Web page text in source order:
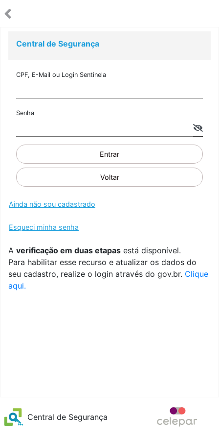
Central de Segurança
CPF, E-Mail ou Login Sentinela
Senha
Entrar
Voltar
Ainda não sou cadastrado
Esqueci minha senha
A verificação em duas etapas está disponível.
Para habilitar esse recurso e atualizar os dados do
seu cadastro, realize o login através do gov.br. Clique
aqui.
Central de Segurança